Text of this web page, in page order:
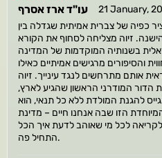
עו"ד ארז אסרף
21 January,
כפיה של צברית אמיתית שגדלה בין
זיוה מצליחה לסחוף את הקורא
בשנותיה המוקדמות של המדינה
והסיפורים מרגישים אמיתיים כאילו
אותם מתרחשים לנגד עינייך. זיוה
המודרני הראשון שהגיע לארץ,
להגנת המולדת ללא כל תנאי, הוא
הזו שבה אנחנו חיים – מדינת
לכל מי שאוהב לדעת איך הכל
התחיל פה.